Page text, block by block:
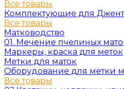
Все товары
Комплектующие для
Все товары
Матководство
01. Мечение пчелиных
Маркеры, краска для меток
Метки для маток
Оборудование для метки
Все товары